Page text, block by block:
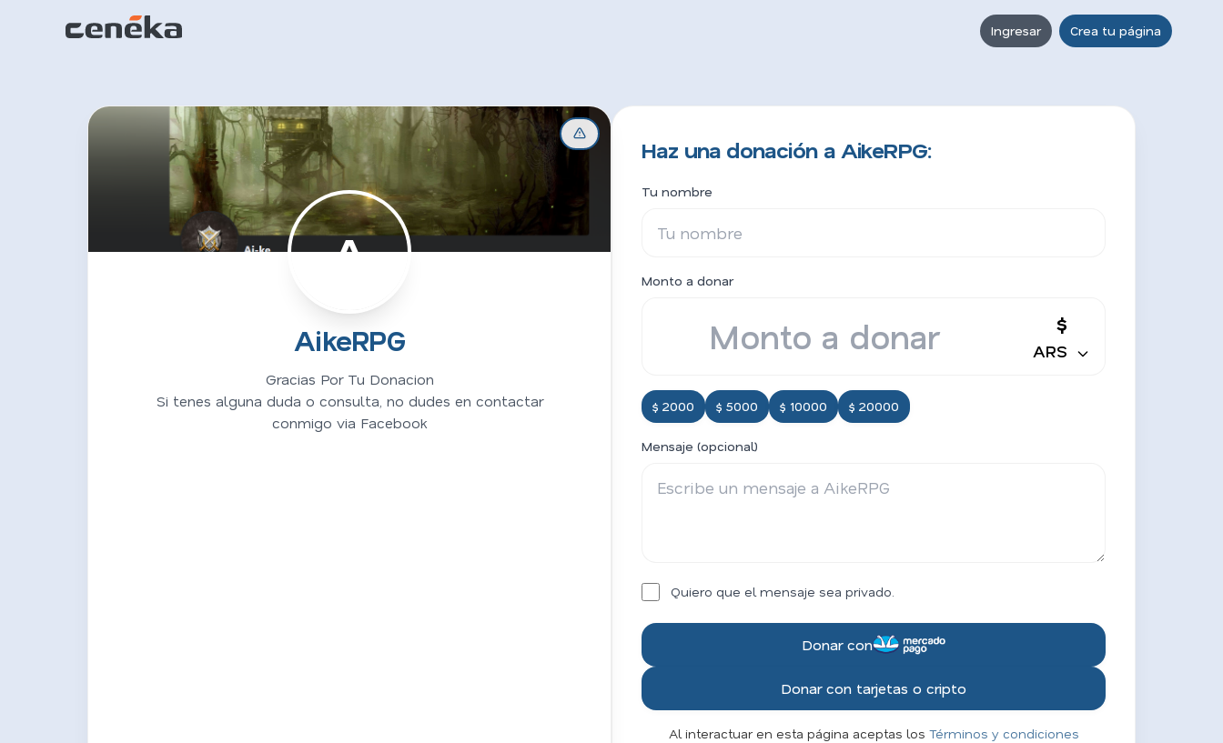
Ingresar Crea tu página
A
AikeRPG
Gracias Por Tu Donacion
Si tenes alguna duda o consulta, no dudes en contactar
conmigo via Facebook
Haz una donación a AikeRPG:
Tu nombre
Monto a donar
$
ARS
$ 2000 $ 5000 $ 10000 $ 20000
Mensaje (opcional)
Quiero que el mensaje sea privado.
Donar con
Donar con tarjetas o cripto
Al interactuar en esta página aceptas los Términos y condiciones